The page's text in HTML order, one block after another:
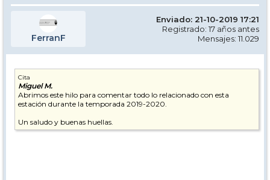
FerranF
Enviado: 21-10-2019 17:21
Registrado: 17 años antes
Mensajes: 11.029
Cita
Miguel M.
Abrimos este hilo para comentar todo lo relacionado con esta
estación durante la temporada 2019-2020.
Un saludo y buenas huellas.